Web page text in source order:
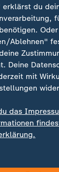
Sohn Hunter:
von Joe
du
Ablehnen"
Deine
mit
das